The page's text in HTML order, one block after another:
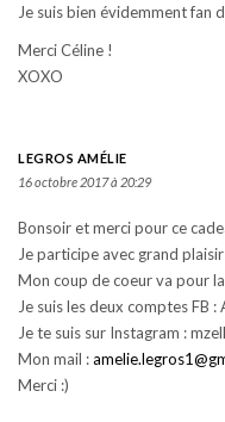
Je suis bien évidemment fan
Merci Céline !
XOXO
LEGROS AMÉLIE
16 octobre 2017 à 20:29
Bonsoir et merci pour ce
Je participe avec grand plaisir
Mon coup de coeur va pour
Je suis les deux comptes FB :
Je te suis sur Instagram :
Mon mail :
Merci :)